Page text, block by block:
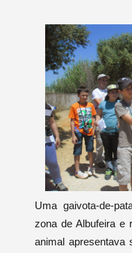
Uma gaivota-de-
zona de Albufeira e
animal apresentava